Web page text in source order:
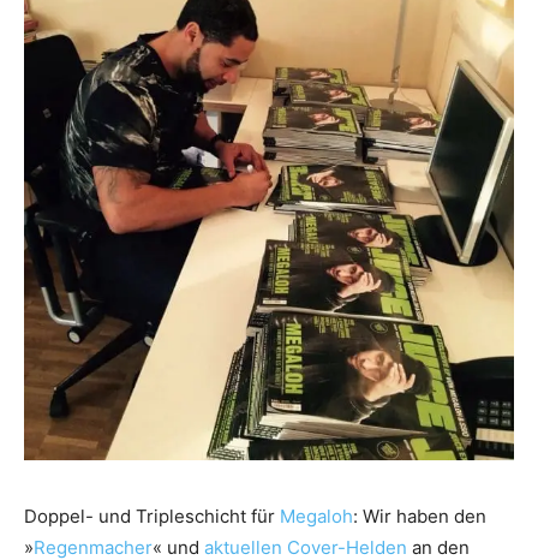
Doppel- und Tripleschicht für Megaloh: Wir haben den
»Regenmacher« und aktuellen Cover-Helden an den